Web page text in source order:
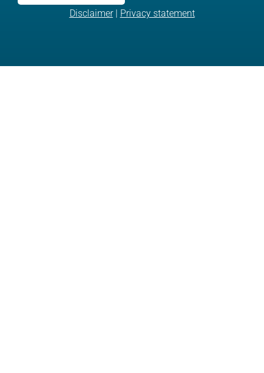
Disclaimer| Privacy statement